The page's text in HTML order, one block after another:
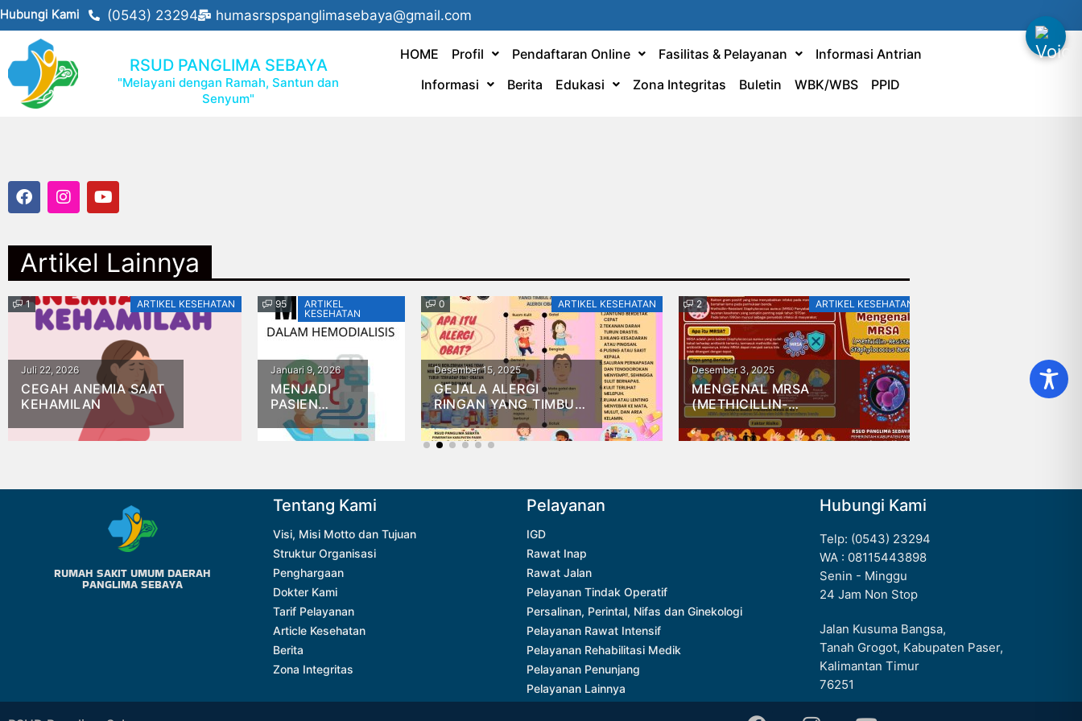
Hubungi Kami (0543) 23294 humasrspspanglimasebaya@gmail.com
RSUD PANGLIMA SEBAYA
"Melayani dengan Ramah, Santun dan
Senyum"
HOME Profil Pendaftaran Online Fasilitas & Pelayanan
Informasi Antrian
Informasi
Berita Edukasi Zona Integritas Buletin WBK/WBS PPID
Artikel Lainnya
1 ARTIKEL KESEHATAN
Juli 22, 2026
CEGAH ANEMIA SAAT
KEHAMILAN
95
ARTIKEL
KESEHATAN
Januari 9, 2026
MENJADI
PASIEN
MANDIRI
DALAM
HEMODIALISISBERDAYA,
DALAM
PERAWATAN
ANDA
0 ARTIKEL KESEHATAN
Desember 15, 2025
GEJALA ALERGI
RINGAN YANG TIMBUL
AKIBAT ALERGI OBAT
2 ARTIKEL KESEHATAN
Desember 3, 2025
MENGENAL MRSA
(METHICILLIN-
RESISTANT
STAPHYLOCOCCUS
November 21, 2025
MOBILISASI DINI
RUMAH SAKIT UMUM DAERAH
PANGLIMA SEBAYA
Tentang Kami
Visi, Misi Motto dan Tujuan
Struktur Organisasi
Penghargaan
Dokter Kami
Tarif Pelayanan
Article Kesehatan
Berita
Zona Integritas
Pelayanan
IGD
Rawat Inap
Rawat Jalan
Pelayanan Tindak Operatif
Persalinan, Perintal, Nifas dan Ginekologi
Pelayanan Rawat Intensif
Pelayanan Rehabilitasi Medik
Pelayanan Penunjang
Pelayanan Lainnya
Hubungi Kami
Telp: (0543) 23294
WA : 08115443898
Senin - Minggu
24 Jam Non Stop
Jalan Kusuma Bangsa,
Tanah Grogot, Kabupaten Paser,
Kalimantan Timur
76251